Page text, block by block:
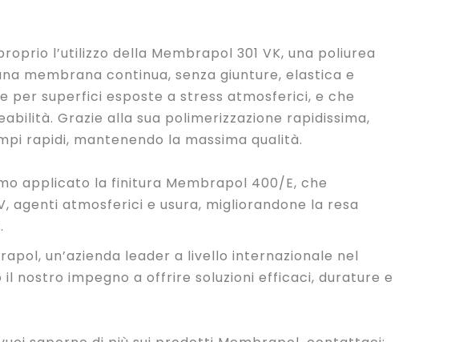
l’utilizzo della Membrapol 301 VK, una poliurea
membrana continua, senza giunture, elastica e
per superfici esposte a stress atmosferici, e che
Grazie alla sua polimerizzazione rapidissima,
rapidi, mantenendo la massima qualità.
applicato la finitura Membrapol 400/E, che
agenti atmosferici e usura, migliorandone la resa
un’azienda leader a livello internazionale nel
nostro impegno a offrire soluzioni efficaci, durature e